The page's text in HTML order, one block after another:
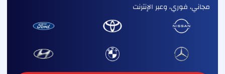
مجاني، فوري، وعبر الإنترنت